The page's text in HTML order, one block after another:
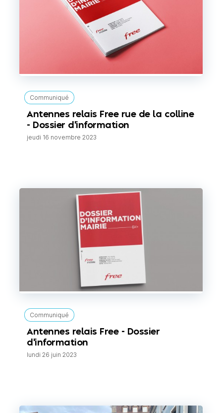
Communiqué
Antennes relais Free rue de la colline
- Dossier d'information
jeudi 16 novembre 2023
Communiqué
Antennes relais Free - Dossier
d'information
lundi 26 juin 2023